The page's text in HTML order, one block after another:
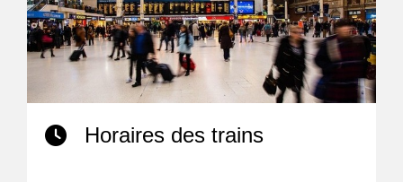
Horaires des trains